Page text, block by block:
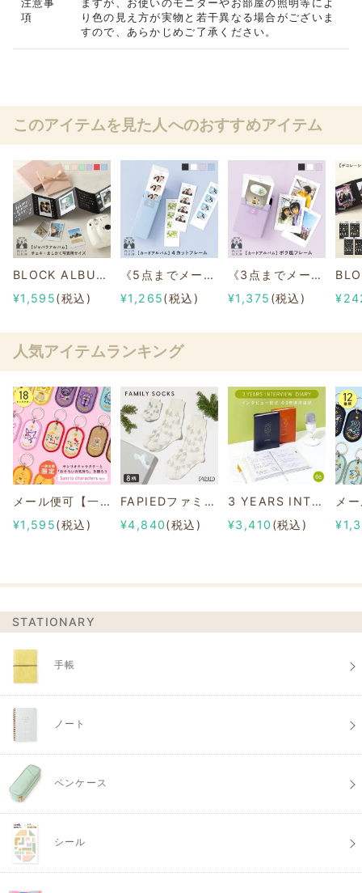
注意事
項
ますが、お使いのモニターやお部屋の照明等によ
り色の見え方が実物と若干異なる場合がございま
すので、あらかじめご了承ください。
このアイテムを見た人へのおすすめアイテム
BLOCK ALBUM【ジャバラアルバム】チェキ・ましかく写真用サイズ
¥1,595(税込)
《5点までメール便可》BLOCK ALBUM【4カットフレーム】
¥1,265(税込)
《3点までメール便可》BLOCK ALBUM【ポラ風フレーム】
¥1,375 (税込)
人気アイテムランキング
メール便可【一部店舗限定】2/8b PAIR KEY RING Sanrio characters ver.
¥1,595(税込)
FAPIEDファミリーソックスセット 総柄
¥4,840(税込)
3 YEARS INTERVIEW DIARY
¥3,410 (税込)
STATIONARY
手帳
ノート
ペンケース
シール